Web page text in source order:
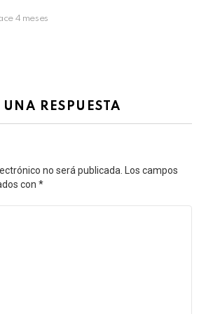
4 meses
UNA RESPUESTA
no será publicada.
Los campos
con *